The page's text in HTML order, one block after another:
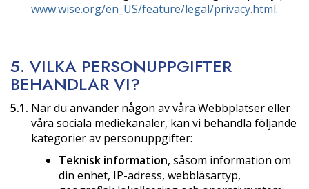
www.wise.org/en_US/feature/legal/privacy.html.
5. VILKA PERSONUPPGIFTER
BEHANDLAR VI?
5.1. När du använder någon av våra Webbplatser eller
våra sociala mediekanaler, kan vi behandla följande
kategorier av personuppgifter:
Teknisk information, såsom information om
din enhet, IP-adress, webbläsartyp,